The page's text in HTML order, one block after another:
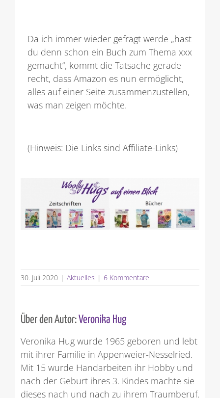
Da ich immer wieder gefragt werde „hast
du denn schon ein Buch zum Thema xxx
gemacht“, kommt die Tatsache gerade
recht, dass Amazon es nun ermöglicht,
alles auf einer Seite zusammenzustellen,
was man zeigen möchte.
(Hinweis: Die Links sind Affiliate-Links)
30. Juli 2020 | Aktuelles | 6 Kommentare
Über den Autor:Veronika Hug
Veronika Hug wurde 1965 geboren und lebt
mit ihrer Familie in Appenweier-Nesselried.
Mit 15 wurde Handarbeiten ihr Hobby und
nach der Geburt ihres 3. Kindes machte sie
dieses nach und nach zu ihrem Traumberuf.